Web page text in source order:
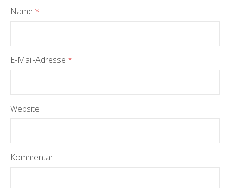
Name *
E-Mail-Adresse *
Website
Kommentar